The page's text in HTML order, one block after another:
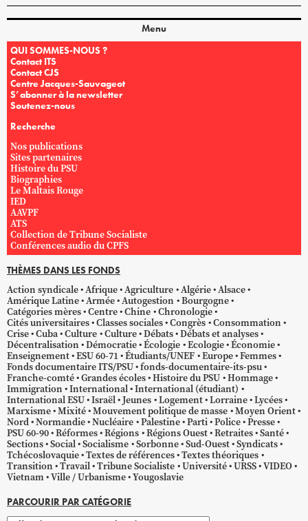
Menu
QUI SOMMES-NOUS ?
Contact ITS
Contact CJS
Centre Jacques-Sauvageot
S’abonner à la newsletter
Soutenez-nous
Recherche
Nos publications
Sites partenaires
Histoire du PSU
Biographies
Le Maltais Rouge
IED
AAVPF
ATS
Collection de Tribune Socialiste
Conférences audio du CPFS
THÈMES DANS LES FONDS
Action syndicale Afrique Agriculture Algérie Alsace
Amérique Latine Armée Autogestion
Bourgogne
Catégories mères Centre Chine Chronologie
Cités universitaires Classes sociales Congrès Consommation
Crise Cuba Culture Culture Débats Débats et analyses
Décentralisation Démocratie Écologie Ecologie Économie
Enseignement ESU 60-71 Étudiants/UNEF Europe Femmes
Fonds documentaire ITS/PSU fonds-documentaire-its-psu
Franche-comté Grandes écoles Histoire du PSU Hommage
Immigration International International (étudiant)
International ESU Israël Jeunes Logement Lorraine Lycées
Marxisme Mixité Mouvement politique de masse Moyen Orient
Nord Normandie Nucléaire Palestine Parti Police Presse
PSU 60-90 Réformes Régions Régions Ouest Retraites Santé
Sections Social Socialisme Sorbonne Sud-Ouest Syndicats
Tchécoslovaquie Textes de références Textes théoriques
Transition Travail Tribune Socialiste Université URSS VIDEO
Vietnam Ville / Urbanisme Yougoslavie
PARCOURIR PAR CATÉGORIE